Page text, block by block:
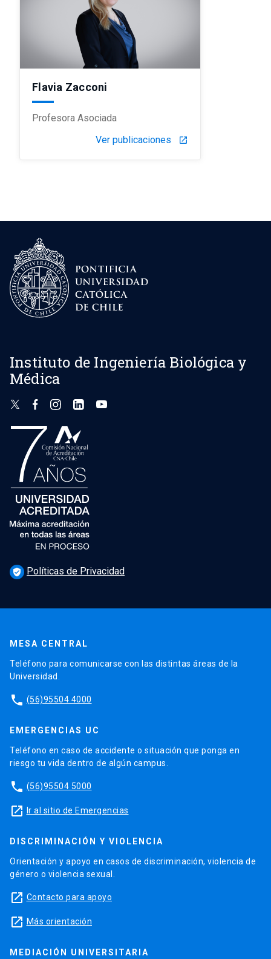
Flavia Zacconi
Profesora Asociada
Ver publicaciones
launch
Instituto de Ingeniería Biológica y
Médica
verified_user Políticas de Privacidad
MESA CENTRAL
Teléfono para comunicarse con las distintas áreas de la
Universidad.
phone (56)95504 4000
EMERGENCIAS UC
Teléfono en caso de accidente o situación que ponga en
riesgo tu vida dentro de algún campus.
phone (56)95504 5000
launch Ir al sitio de Emergencias
DISCRIMINACIÓN Y VIOLENCIA
Orientación y apoyo en casos de discriminación, violencia de
género o violencia sexual.
launch Contacto para apoyo
launch Más orientación
MEDIACIÓN UNIVERSITARIA